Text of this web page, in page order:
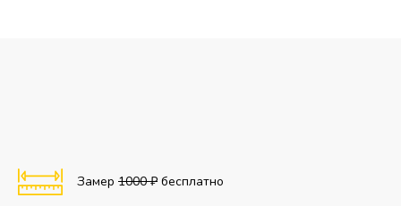
Замер 1000 ₽ бесплатно